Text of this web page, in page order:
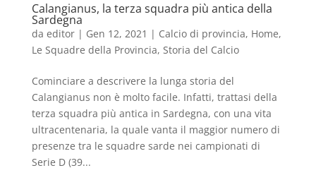
Calangianus, la terza squadra più antica della
Sardegna
da editor| Gen 12, 2021 | Calcio di provincia, Home,
Le Squadre della Provincia, Storia del Calcio
Cominciare a descrivere la lunga storia del
Calangianus non è molto facile. Infatti, trattasi della
terza squadra più antica in Sardegna, con una vita
ultracentenaria, la quale vanta il maggior numero di
presenze tra le squadre sarde nei campionati di
Serie D (39...